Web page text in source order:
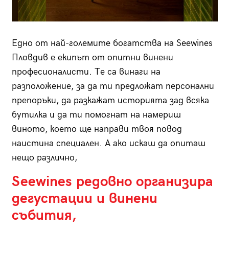
Едно от най-големите богатства на Seewines
Пловдив е екипът от опитни винени
професионалисти. Те са винаги на
разположение, за да ти предложат персонални
препоръки, да разкажат историята зад всяка
бутилка и да ти помогнат на намериш
виното, което ще направи твоя повод
наистина специален. А ако искаш да опиташ
нещо различно,
Seewines редовно организира
дегустации и винени
събития,